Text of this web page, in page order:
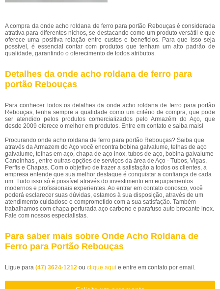
A compra da onde acho roldana de ferro para portão Rebouças é considerada
atrativa para diferentes nichos, se destacando como um produto versátil e que
oferece uma positiva relação entre custos e benefícios. Para que isso seja
possível, é essencial contar com produtos que tenham um alto padrão de
qualidade, garantindo o oferecimento de todos atributos.
Detalhes da onde acho roldana de ferro para
portão Rebouças
Para conhecer todos os detalhes da onde acho roldana de ferro para portão
Rebouças, tenha sempre a qualidade como um critério de compra, que pode
ser atendido pelos produtos comercializados pelo Armazém do Aço, que
desde 2009 oferece o melhor em produtos. Entre em contato e saiba mais!
Procurando onde acho roldana de ferro para portão Rebouças? Saiba que
através da Armazem do Aço você encontra bobina galvalume, telhas de aço
galvalume, telhas em aço, chapa de aço inox, tubos de aço, bobina galvalume
Canoinhas , entre outras opções de serviços da área de Aço - Tubos, Vigas,
Perfis e Chapas. Com o objetivo de trazer a satisfação a todos os clientes, a
empresa entende que sua melhor destaque é conquistar a confiança de cada
um. Tudo isso só é possível através do investimento em equipamentos
modernos e profissionais experientes. Ao entrar em contato conosco, você
poderá esclarecer suas dúvidas, estamos à sua disposição, através de um
atendimento cuidadoso e comprometido com a sua satisfação. Também
trabalhamos com chapa perfurada aço carbono e parafuso auto brocante inox.
Fale com nossos especialistas.
Para saber mais sobre Onde Acho Roldana de
Ferro para Portão Rebouças
Ligue para (47) 3624-1212 ou clique aqui e entre em contato por email.